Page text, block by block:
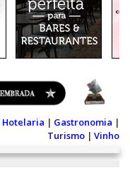
Hotelaria | Gastronomia |
Turismo | Vinho